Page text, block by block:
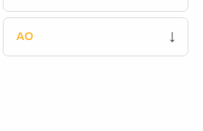
AO ↓